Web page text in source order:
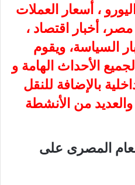
، أسعار العملات
مصر، أخبار اقتصاد ،
السياسة، ويقوم
الأحداث الهامة و
بالإضافة للنقل
من الأنشطة
المصرى على